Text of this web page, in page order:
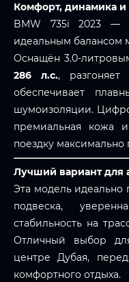
Комфорт, динамика и
BMW 735i 2023 —
идеальным балансом
Оснащён 3.0-
286 л.с.,
обеспечивает
шумоизоляции.
премиальная кожа
поездку максимально
Лучший вариант для
Эта модель идеально
подвеска,
стабильность на
Отличный выбор
центре Дубая,
комфортного отдыха.